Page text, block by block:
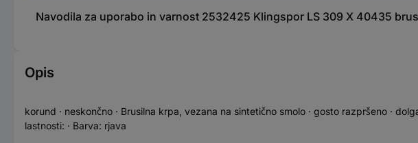
Navodila za uporabo in varnost 2532425 Klingspor LS 309 X 40435
Opis
korund · neskončno · Brusilna krpa, vezana na sintetično smolo · gosto razpršeno ·
lastnosti: · Barva: rjava